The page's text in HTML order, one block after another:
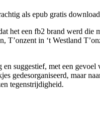
als epub gratis
het een fb2 brand werd die
in ‘t Westland
suggestief, met een
gedesorganiseerd, maar
tegenstrijdigheid.